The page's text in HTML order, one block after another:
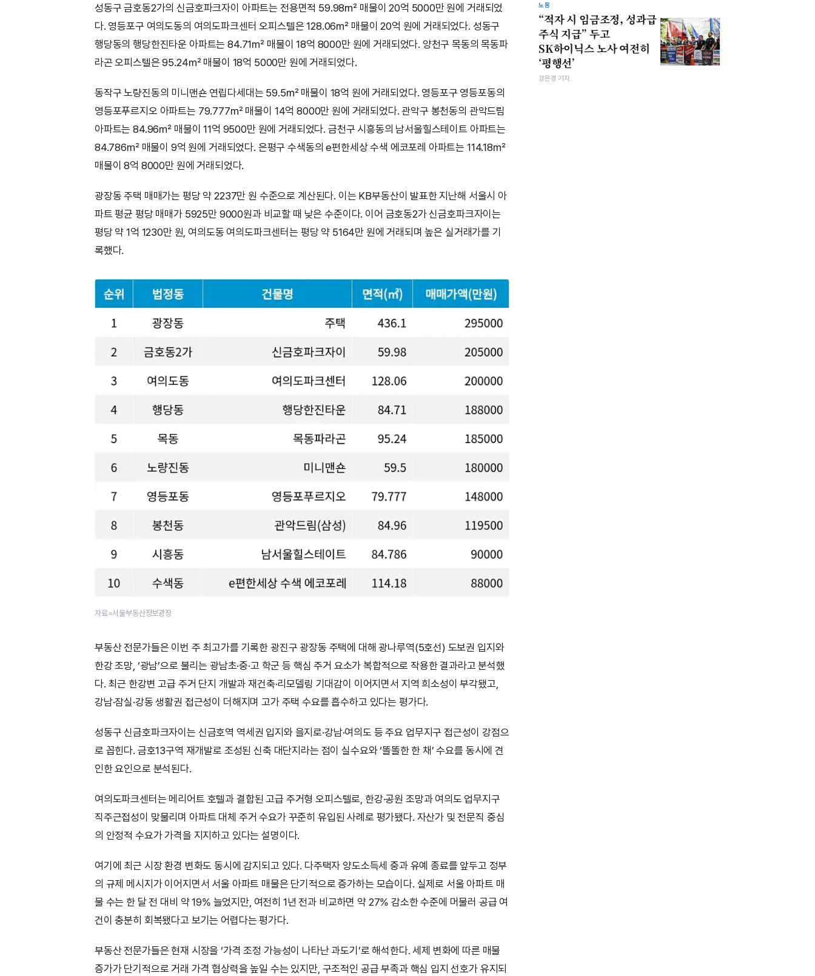
성동구 금호동2가의 신금호파크자이 아파트는 전용면적 59.98㎡ 매물이 20억 5000만 원에 거래되었
다. 영등포구 여의도동의 여의도파크센터 오피스텔은 128.06㎡ 매물이 20억 원에 거래되었다. 성동구
행당동의 행당한진타운 아파트는 84.71㎡ 매물이 18억 8000만 원에 거래되었다. 양천구 목동의 목동파
라곤 오피스텔은 95.24㎡ 매물이 18억 5000만 원에 거래되었다.
동작구 노량진동의 미니맨숀 연립다세대는 59.5㎡ 매물이 18억 원에 거래되었다. 영등포구 영등포동의
영등포푸르지오 아파트는 79.777㎡ 매물이 14억 8000만 원에 거래되었다. 관악구 봉천동의 관악드림
아파트는 84.96㎡ 매물이 11억 9500만 원에 거래되었다. 금천구 시흥동의 남서울힐스테이트 아파트는
84.786㎡ 매물이 9억 원에 거래되었다. 은평구 수색동의 e편한세상 수색 에코포레 아파트는 114.18㎡
매물이 8억 8000만 원에 거래되었다.
광장동 주택 매매가는 평당 약 2237만 원 수준으로 계산된다. 이는 KB부동산이 발표한 지난해 서울시 아
파트 평균 평당 매매가 5925만 9000원과 비교할 때 낮은 수준이다. 이어 금호동2가 신금호파크자이는
평당 약 1억 1230만 원, 여의도동 여의도파크센터는 평당 약 5164만 원에 거래되며 높은 실거래가를 기
록했다.
자료=서울부동산정보광장
부동산 전문가들은 이번 주 최고가를 기록한 광진구 광장동 주택에 대해 광나루역(5호선) 도보권 입지와
한강 조망, ‘광남’으로 불리는 광남초·중·고 학군 등 핵심 주거 요소가 복합적으로 작용한 결과라고 분석했
다. 최근 한강변 고급 주거 단지 개발과 재건축·리모델링 기대감이 이어지면서 지역 희소성이 부각됐고,
강남·잠실·강동 생활권 접근성이 더해지며 고가 주택 수요를 흡수하고 있다는 평가다.
성동구 신금호파크자이는 신금호역 역세권 입지와 을지로·강남·여의도 등 주요 업무지구 접근성이 강점으
로 꼽힌다. 금호13구역 재개발로 조성된 신축 대단지라는 점이 실수요와 ‘똘똘한 한 채’ 수요를 동시에 견
인한 요인으로 분석된다.
여의도파크센터는 메리어트 호텔과 결합된 고급 주거형 오피스텔로, 한강·공원 조망과 여의도 업무지구
직주근접성이 맞물리며 아파트 대체 주거 수요가 꾸준히 유입된 사례로 평가됐다. 자산가 및 전문직 중심
의 안정적 수요가 가격을 지지하고 있다는 설명이다.
여기에 최근 시장 환경 변화도 동시에 감지되고 있다. 다주택자 양도소득세 중과 유예 종료를 앞두고 정부
의 규제 메시지가 이어지면서 서울 아파트 매물은 단기적으로 증가하는 모습이다. 실제로 서울 아파트 매
물 수는 한 달 전 대비 약 19% 늘었지만, 여전히 1년 전과 비교하면 약 27% 감소한 수준에 머물러 공급 여
건이 충분히 회복됐다고 보기는 어렵다는 평가다.
부동산 전문가들은 현재 시장을 ‘가격 조정 가능성이 나타난 과도기’로 해석한다. 세제 변화에 따른 매물
증가가 단기적으로 거래 가격 협상력을 높일 수는 있지만, 구조적인 공급 부족과 핵심 입지 선호가 유지되
노동
“적자 시 임금조정, 성과급
주식 지급” 두고
SK하이닉스 노사 여전히
‘평행선’
강은경 기자